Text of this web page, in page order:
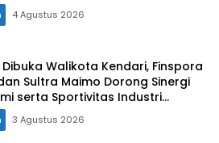
4 Agustus 2026
Dibuka Walikota Kendari, Finspora
Sultra Maimo Dorong Sinergi
serta Sportivitas Industri
3 Agustus 2026